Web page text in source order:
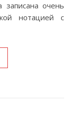
очень
нотацией с